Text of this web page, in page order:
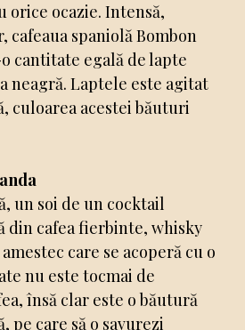
orice ocazie. Intensă,
cafeaua spaniolă Bombon
cantitate egală de lapte
neagră. Laptele este agitat
culoarea acestei băuturi
un soi de un cocktail
din cafea fierbinte, whisky
care se acoperă cu o
nu este tocmai de
însă clar este o băutură
pe care să o savurezi